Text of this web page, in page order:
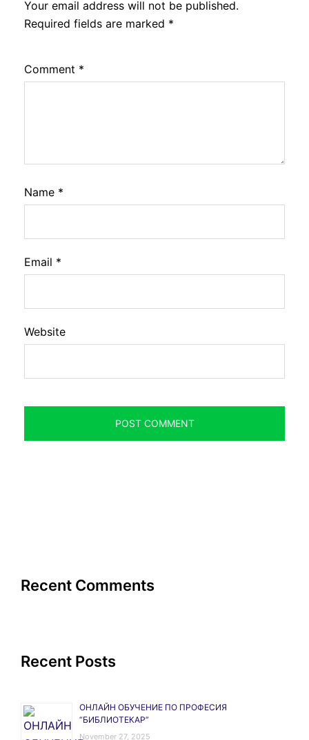
Your email address will not be published.
Required fields are marked *
Comment *
Name *
Email *
Website
Recent Comments
Recent Posts
ОНЛАЙН ОБУЧЕНИЕ ПО ПРОФЕСИЯ
“БИБЛИОТЕКАР”
November 27, 2025